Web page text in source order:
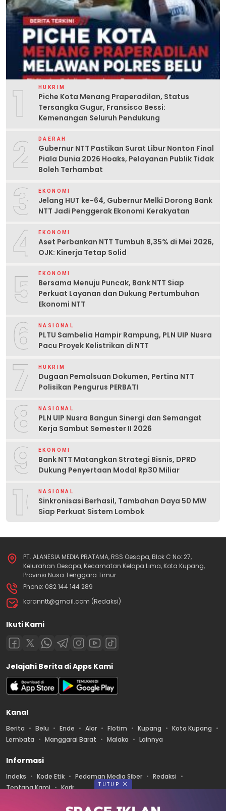
1 HUKRIM
Piche Kota Menang Praperadilan, Status
Tersangka Gugur, Fransisco Bessi:
Kemenangan Seluruh Pendukung
2 DAERAH
Gubernur NTT Pastikan Surat Libur Nonton Final
Piala Dunia 2026 Hoaks, Pelayanan Publik Tidak
Boleh Terhambat
3 EKONOMI
Jelang HUT ke-64, Gubernur Melki Dorong Bank
NTT Jadi Penggerak Ekonomi Kerakyatan
4 EKONOMI
Aset Perbankan NTT Tumbuh 8,35% di Mei 2026,
OJK: Kinerja Tetap Solid
5 EKONOMI
Bersama Menuju Puncak, Bank NTT Siap
Perkuat Layanan dan Dukung Pertumbuhan
Ekonomi NTT
6 NASIONAL
PLTU Sambelia Hampir Rampung, PLN UIP Nusra
Pacu Proyek Kelistrikan di NTT
7 HUKRIM
Dugaan Pemalsuan Dokumen, Pertina NTT
Polisikan Pengurus PERBATI
8 NASIONAL
PLN UIP Nusra Bangun Sinergi dan Semangat
Kerja Sambut Semester II 2026
9 EKONOMI
Bank NTT Matangkan Strategi Bisnis, DPRD
Dukung Penyertaan Modal Rp30 Miliar
10NASIONAL
Sinkronisasi Berhasil, Tambahan Daya 50 MW
Siap Perkuat Sistem Lombok
PT. ALANESIA MEDIA PRATAMA, RSS Oesapa, Blok C No: 27,
Kelurahan Oesapa, Kecamatan Kelapa Lima, Kota Kupang,
Provinsi Nusa Tenggara Timur.
Phone: 082 144 144 289
koranntt@gmail.com (Redaksi)
Ikuti Kami
Jelajahi Berita di Apps Kami
Kanal
Berita Belu Ende Alor Flotim Kupang
Kota Kupang
Lembata
Manggarai Barat Malaka Lainnya
Informasi
Indeks Kode Etik Pedoman Media Siber
Redaksi
Tentang Kami
Karir
Diterbitkan oleh PT. ALANESIA MEDIA PRATAMA
TUTUP